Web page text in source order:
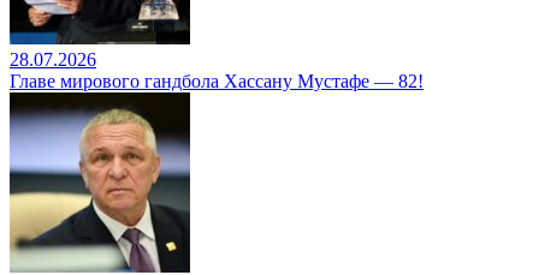
28.07.2026
Главе мирового гандбола Хассану Мустафе — 82!